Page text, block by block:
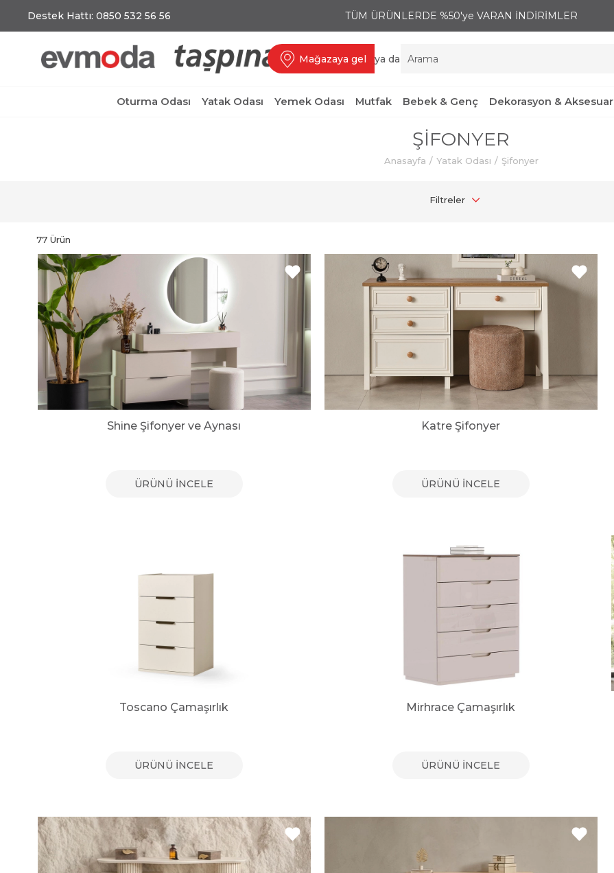
Destek Hattı: 0850 532 56 56 TÜM ÜRÜNLERDE %50'ye VARAN İNDİRİMLER
Mağazaya gel ya da
Oturma Odası Yatak Odası Yemek Odası Mutfak Bebek & Genç Dekorasyon & Aksesuar
ŞIFONYER
Anasayfa Yatak Odası Şifonyer
Filtreler
77 Ürün
Shine Şifonyer ve Aynası
ÜRÜNÜ İNCELE
Katre Şifonyer
ÜRÜNÜ İNCELE
Toscano Çamaşırlık
ÜRÜNÜ İNCELE
Mirhrace Çamaşırlık
ÜRÜNÜ İNCELE